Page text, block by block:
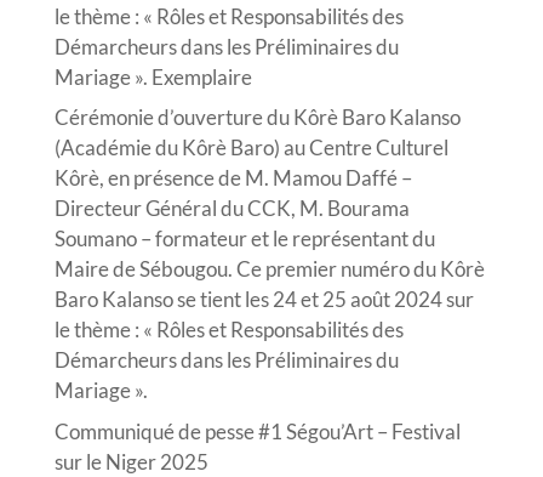
le thème : « Rôles et Responsabilités des
Démarcheurs dans les Préliminaires du
Mariage ». Exemplaire
Cérémonie d’ouverture du Kôrè Baro Kalanso
(Académie du Kôrè Baro) au Centre Culturel
Kôrè, en présence de M. Mamou Daffé –
Directeur Général du CCK, M. Bourama
Soumano – formateur et le représentant du
Maire de Sébougou. Ce premier numéro du Kôrè
Baro Kalanso se tient les 24 et 25 août 2024 sur
le thème : « Rôles et Responsabilités des
Démarcheurs dans les Préliminaires du
Mariage ».
Communiqué de pesse #1 Ségou’Art – Festival
sur le Niger 2025